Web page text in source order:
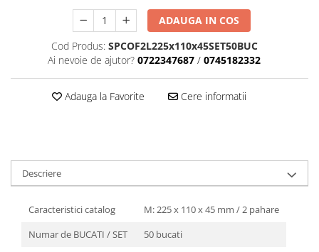
DISCURI TORT
AMBALAJE BIO TRESTIE
CAPACE
CAPACE BIODEGRADABILE
SUPORTI PAHARE
PALETINE LEMN
ADAUGA IN COS
Cod Produs: SPCOF2L225x110x45SET50BUC
Ai nevoie de ajutor? 0722347687 / 0745182332
Adauga la Favorite Cere informatii
Descriere
Caracteristici catalog
M: 225 x 110 x 45 mm / 2 pahare
Numar de BUCATI / SET
50 bucati